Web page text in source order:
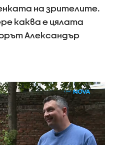
на зрителите.
каква е цялата
Александър